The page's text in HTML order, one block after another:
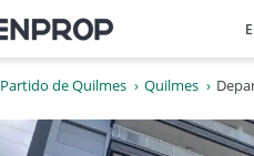
Partido de Quilmes Quilmes